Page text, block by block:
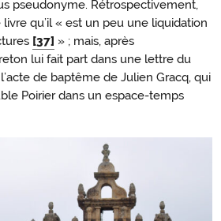
pseudonyme. Rétrospectivement,
qu’il « est un peu une liquidation
[37] » ; mais, après
lui fait part dans une lettre du
de baptême de Julien Gracq, qui
Poirier dans un espace-temps